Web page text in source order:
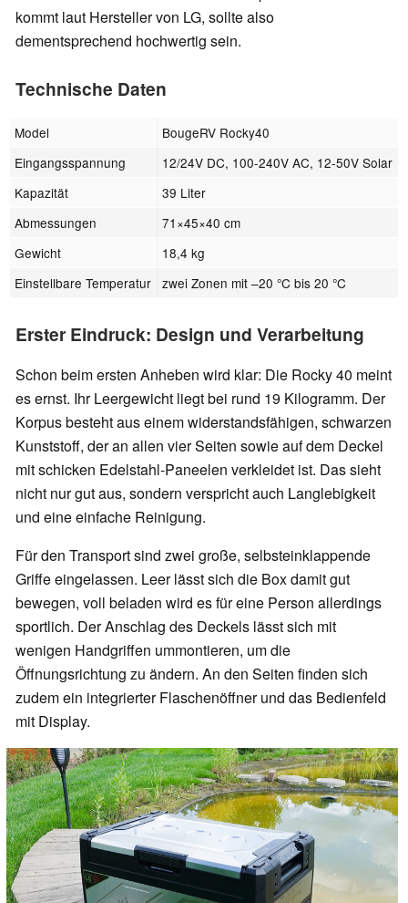
kommt laut Hersteller von LG, sollte also
dementsprechend hochwertig sein.
Technische Daten
Model
BougeRV Rocky40
Eingangsspannung
12/24V DC, 100-240V AC, 12-50V Solar
Kapazität
39 Liter
Abmessungen
71×45×40 cm
Gewicht
18,4 kg
Einstellbare Temperatur
zwei Zonen mit –20 °C bis 20 °C
Erster Eindruck: Design und Verarbeitung
Schon beim ersten Anheben wird klar: Die Rocky 40 meint
es ernst. Ihr Leergewicht liegt bei rund 19 Kilogramm. Der
Korpus besteht aus einem widerstandsfähigen, schwarzen
Kunststoff, der an allen vier Seiten sowie auf dem Deckel
mit schicken Edelstahl-Paneelen verkleidet ist. Das sieht
nicht nur gut aus, sondern verspricht auch Langlebigkeit
und eine einfache Reinigung.
Für den Transport sind zwei große, selbsteinklappende
Griffe eingelassen. Leer lässt sich die Box damit gut
bewegen, voll beladen wird es für eine Person allerdings
sportlich. Der Anschlag des Deckels lässt sich mit
wenigen Handgriffen ummontieren, um die
Öffnungsrichtung zu ändern. An den Seiten finden sich
zudem ein integrierter Flaschenöffner und das Bedienfeld
mit Display.